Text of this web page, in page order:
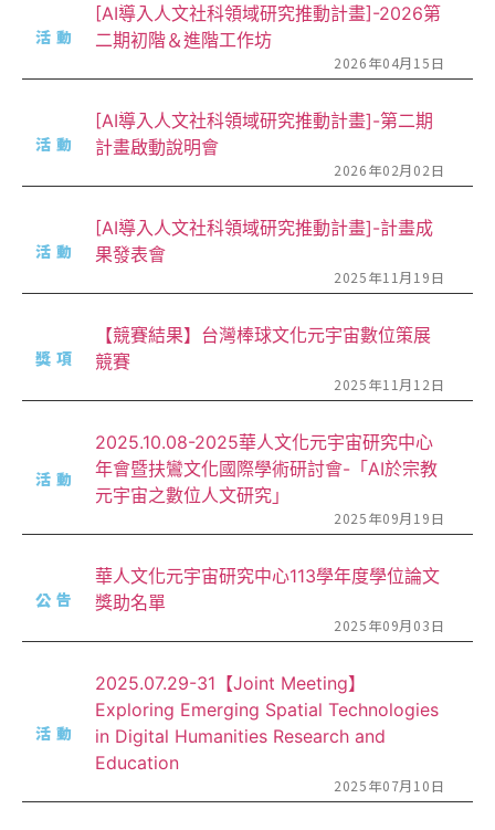
活動
[AI導入人文社科領域研究推動計畫]-2026第
二期初階＆進階工作坊
2026年04月15日
活動
[AI導入人文社科領域研究推動計畫]-第二期
計畫啟動說明會
2026年02月02日
活動
[AI導入人文社科領域研究推動計畫]-計畫成
果發表會
2025年11月19日
獎項
【競賽結果】台灣棒球文化元宇宙數位策展
競賽
2025年11月12日
活動
2025.10.08-2025華人文化元宇宙研究中心
年會暨扶鸞文化國際學術研討會-「AI於宗教
元宇宙之數位人文研究」
2025年09月19日
公告
華人文化元宇宙研究中心113學年度學位論文
獎助名單
2025年09月03日
活動
2025.07.29-31【Joint Meeting】
Exploring Emerging Spatial Technologies
in Digital Humanities Research and
Education
2025年07月10日